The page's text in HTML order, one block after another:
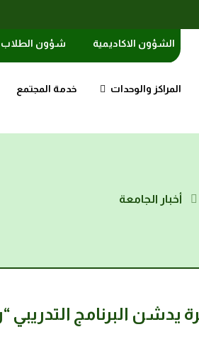
الشؤون الاكاديمية شؤون الطلاب
المراكز والوحدات خدمة المجتمع
أخبار الجامعة
البرنامج التدريبي